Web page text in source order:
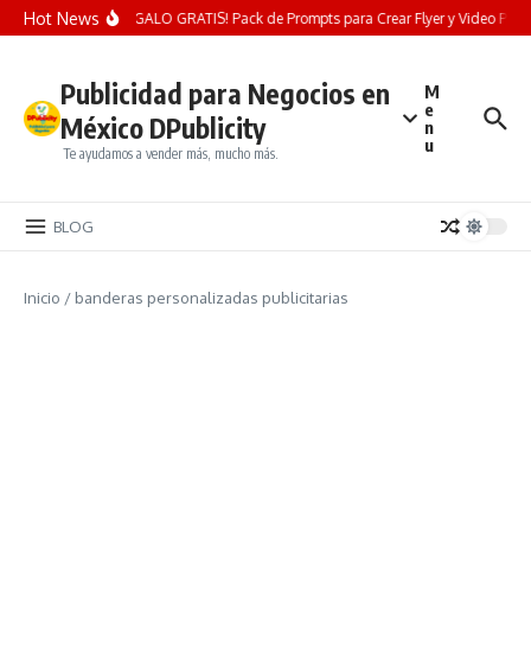
Saltar al contenido
Hot News ¡REGALO GRATIS! Pack de Prompts para Crear Flyer y Video
Publicidad para Negocios en
México DPublicity
Te ayudamos a vender más, mucho más.
M
e
n
u
BLOG
Inicio / banderas personalizadas publicitarias